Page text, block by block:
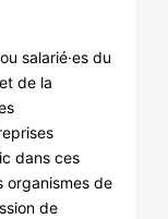
salarié·es du
de la
dans ces
organismes de
de